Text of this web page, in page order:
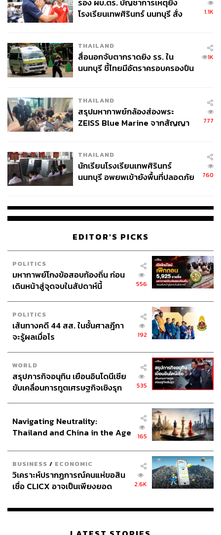
รอง ผบ.ตร. บัญชาการเหตุยิง
โรงเรียนเทพศิรินทร์ นนทบุรี สั่ง
1.1K
THAILAND
สื่อนอกจับตากราดยิง รร. ใน
นนทบุรี ชี้ไทยมีอัตราครอบครองปืน
1K
THAILAND
สรุปมหากาพย์กล้องส่องพระ
ZEISS Blue Marine จากสัญญา
จ่ายหนี้-แอบระบุแบรนด์
777
THAILAND
นักเรียนโรงเรียนเทพศิรินทร์
นนทบุรี อพยพเข้ายังพื้นที่ปลอดภัย
760
EDITOR'S PICKS
POLITICS
มหากาพย์โกงข้อสอบท้องถิ่น ก่อน
เดินหน้าสู่จุดจบในสัปดาห์นี้
556
POLITICS
เส้นทางคดี 44 สส. ในชั้นศาลฎีกา
จะรู้ผลเมื่อไร
192
WORLD
สรุปภารกิจอนุทิน เยือนอินโดนีเซีย
ขับเคลื่อนการทูตเศรษฐกิจเชิงรุก
535
Navigating Neutrality:
Thailand and China in the Age
165
BUSINESS / ECONOMIC
วิเคราะห์ปรากฏการณ์คนแห่ขอสิน
เชื่อ CLICX อาจเป็นเพียงยอด
เรือนไทยที่ถูกซุกไว้
2.6K